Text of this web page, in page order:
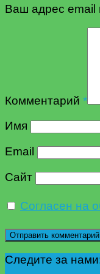
Ваш адрес email
Комментарий *
Имя
Email
Сайт
Согласен на
Следите за